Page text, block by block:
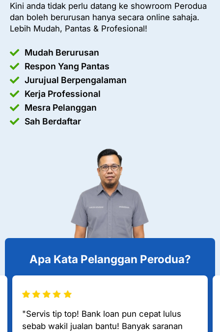
Kini anda tidak perlu datang ke showroom Perodua
dan boleh berurusan hanya secara online sahaja.
Lebih Mudah, Pantas & Profesional!
Mudah Berurusan
Respon Yang Pantas
Jurujual Berpengalaman
Kerja Professional
Mesra Pelanggan
Sah Berdaftar
Apa Kata Pelanggan Perodua?
"Servis tip top! Bank loan pun cepat lulus
sebab wakil jualan bantu! Banyak saranan